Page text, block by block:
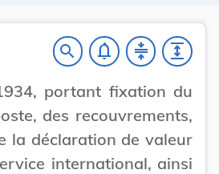
search notifications_none compress expand
portant fixation du
des recouvrements,
la déclaration de valeur
international, ainsi